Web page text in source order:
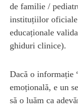
de familie /
instituțiilor oficiale
educaționale
ghiduri clinice).
Dacă o informație
emoțională, e un
să o luăm ca